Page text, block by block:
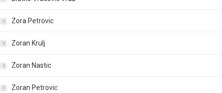
Zora Petrovic
Zoran Krulj
Zoran Nastic
Zoran Petrovic